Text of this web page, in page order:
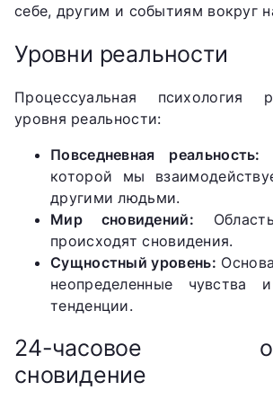
себе, другим и событиям вокруг
Уровни реальности
Процессуальная психология
уровня реальности:
Повседневная реальность:
которой мы
другими людьми.
Мир сновидений:
происходят сновидения.
Сущностный уровень:
неопределенные чувства
тенденции.
24-часовое
сновидение